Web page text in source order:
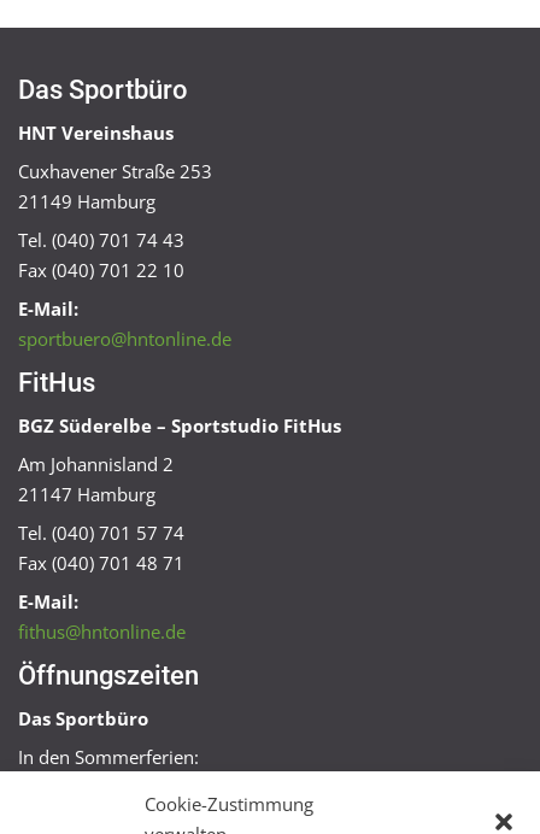
Cookie-Zustimmung
Das Sportbüro
HNT Vereinshaus
Cuxhavener Straße 253
21149 Hamburg
Tel. (040) 701 74 43
Fax (040) 701 22 10
E-Mail:
sportbuero@hntonline.de
FitHus
BGZ Süderelbe – Sportstudio FitHus
Am Johannisland 2
21147 Hamburg
Tel. (040) 701 57 74
Fax (040) 701 48 71
E-Mail:
fithus@hntonline.de
Öffnungszeiten
Das Sportbüro
In den Sommerferien:
Mo + Mi 16:00 – 18:00 Uhr